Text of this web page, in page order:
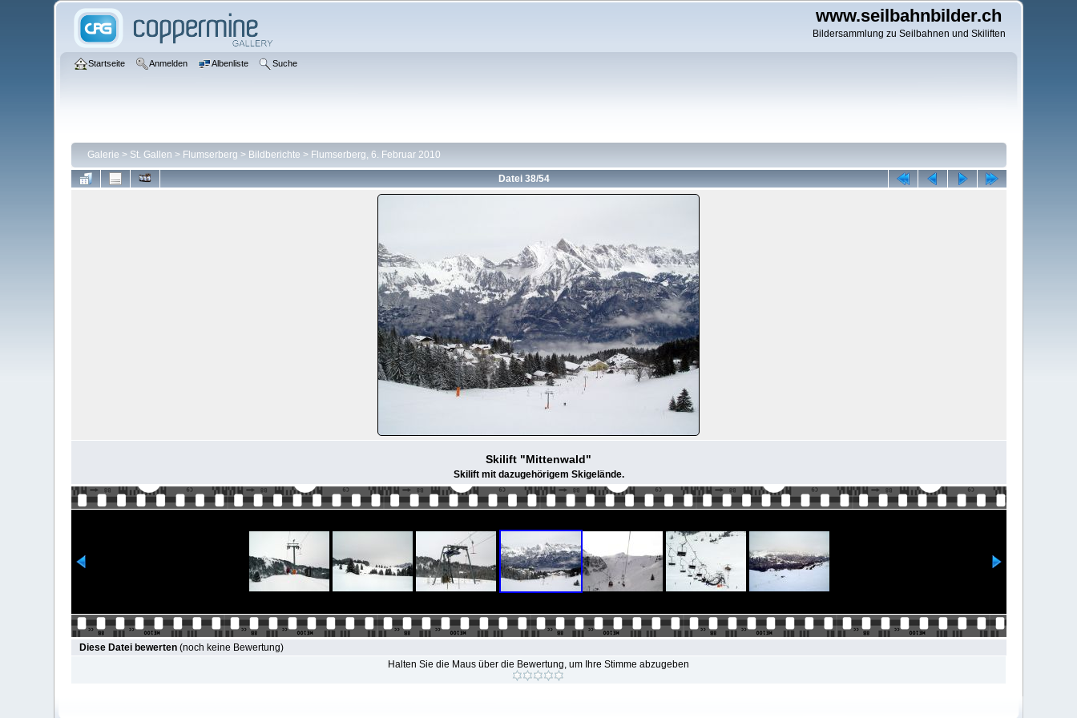
www.seilbahnbilder.ch
Bildersammlung zu Seilbahnen und Skiliften
Startseite Anmelden Albenliste Suche
Galerie > St. Gallen > Flumserberg > Bildberichte > Flumserberg, 6. Februar 2010
Datei 38/54
Skilift "Mittenwald"
Skilift mit dazugehörigem Skigelände.
Diese Datei bewerten(noch keine Bewertung)
Halten Sie die Maus über die Bewertung, um Ihre Stimme abzugeben